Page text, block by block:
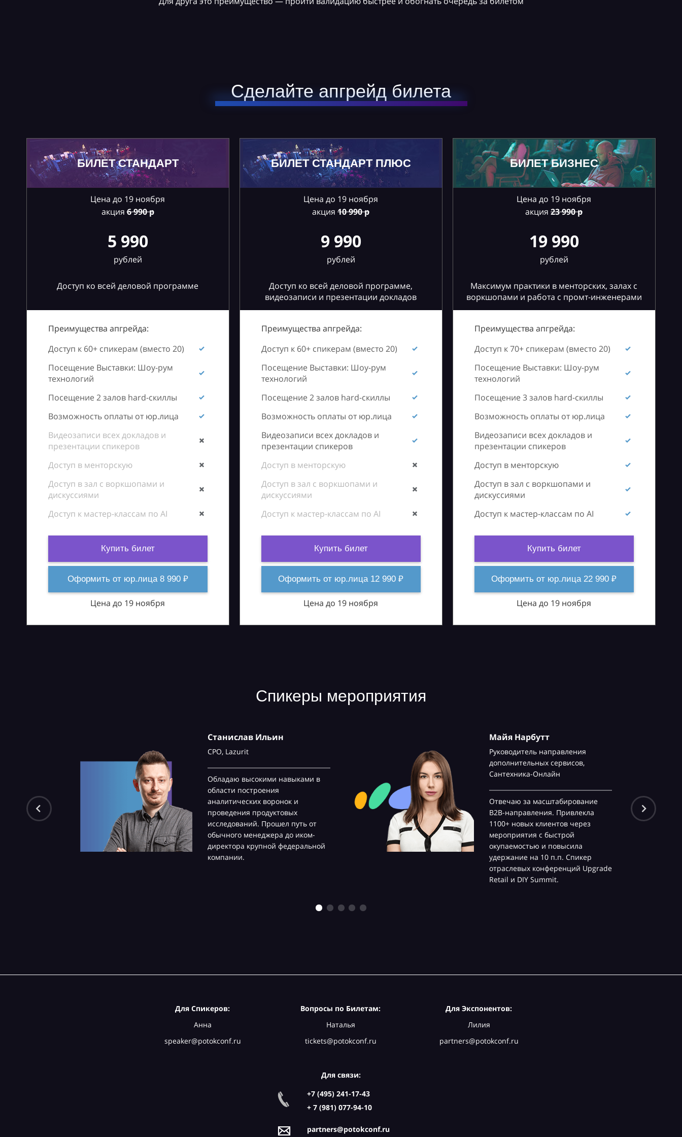
Сделайте апгрейд билета
БИЛЕТ СТАНДАРТ
Цена до 19 ноября
акция 6990 р
5 990
рублей
Доступ ко всей деловой программе
Преимущества апгрейда:
Доступ к 60+ спикерам (вместо 20)
Посещение Выставки: Шоу-рум
технологий
Посещение 2 залов hard-скиллы
Возможность оплаты от юр.лица
Видеозаписи всех докладов и
презентации спикеров
Доступ в менторскую
Доступ в зал с воркшопами и
дискуссиями
Доступ к мастер-классам по AI
Купить билет
Оформить от юр.лица 8 990 ₽
Цена до 19 ноября
БИЛЕТ СТАНДАРТ ПЛЮС
Цена до 19 ноября
акция 10990 р
9 990
рублей
Доступ ко всей деловой программе,
видеозаписи и презентации докладов
Преимущества апгрейда:
Доступ к 60+ спикерам (вместо 20)
Посещение Выставки: Шоу-рум
технологий
Посещение 2 залов hard-скиллы
Возможность оплаты от юр.лица
Видеозаписи всех докладов и
презентации спикеров
Доступ в менторскую
Доступ в зал с воркшопами и
дискуссиями
Доступ к мастер-классам по AI
Купить билет
Оформить от юр.лица 12 990 ₽
Цена до 19 ноября
БИЛЕТ БИЗНЕС
Цена до 19 ноября
акция 23990 р
19 990
рублей
Максимум практики в менторских, залах с
воркшопами и работа с промт-инженерами
Преимущества апгрейда:
Доступ к 70+ спикерам (вместо 20)
Посещение Выставки: Шоу-рум
технологий
Посещение 3 залов hard-скиллы
Возможность оплаты от юр.лица
Видеозаписи всех докладов и
презентации спикеров
Доступ в менторскую
Доступ в зал с воркшопами и
дискуссиями
Доступ к мастер-классам по AI
Купить билет
Оформить от юр.лица 22 990 ₽
Цена до 19 ноября
Спикеры мероприятия
Станислав Ильин
CPO, Lazurit
Обладаю высокими навыками в
области построения
аналитических воронок и
проведения продуктовых
исследований. Прошел путь от
обычного менеджера до иком-
директора крупной федеральной
компании.
Майя Нарбутт
Руководитель направления
дополнительных сервисов,
Сантехника-Онлайн
Отвечаю за масштабирование
B2B-направления. Привлекла
1100+ новых клиентов через
мероприятия с быстрой
окупаемостью и повысила
удержание на 10 п.п. Спикер
отраслевых конференций Upgrade
Retail и DIY Summit.
Для Спикеров:
Анна
speaker@potokconf.ru
Вопросы по Билетам:
Наталья
tickets@potokconf.ru
Для Экспонентов:
Лилия
partners@potokconf.ru
Для связи:
+7 (495) 241-17-43
+ 7 (981) 077-94-10
partners@potokconf.ru